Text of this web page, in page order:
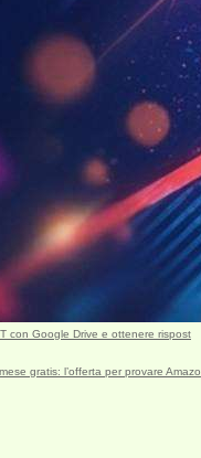
con Google Drive e ottenere rispost
gratis: l’offerta per provare Amazo